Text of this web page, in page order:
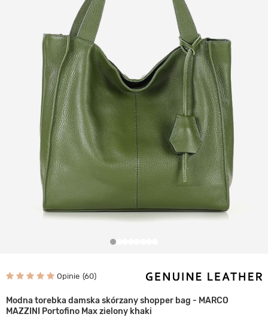
Opinie 60
Modna torebka damska skórzany shopper bag - MARCO
MAZZINI Portofino Max zielony khaki